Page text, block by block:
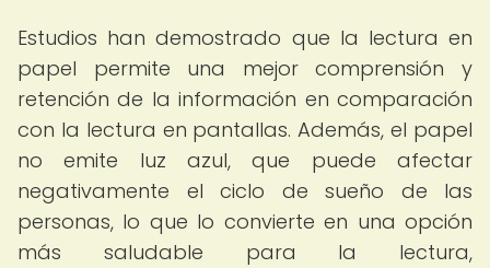
Estudios han demostrado que la lectura en
papel permite una mejor comprensión y
retención de la información en comparación
con la lectura en pantallas. Además, el papel
no emite luz azul, que puede afectar
negativamente el ciclo de sueño de las
personas, lo que lo convierte en una opción
más saludable para la lectura,